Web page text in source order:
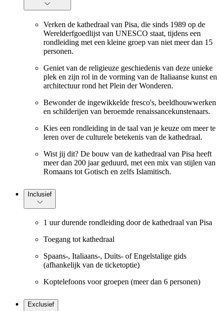
Verken de kathedraal van Pisa, die sinds 1989 op de
Werelderfgoedlijst van UNESCO staat, tijdens een
rondleiding met een kleine groep van niet meer dan 15
personen.
Geniet van de religieuze geschiedenis van deze unieke
plek en zijn rol in de vorming van de Italiaanse kunst en
architectuur rond het Plein der Wonderen.
Bewonder de ingewikkelde fresco's, beeldhouwwerken
en schilderijen van beroemde renaissancekunstenaars.
Kies een rondleiding in de taal van je keuze om meer te
leren over de culturele betekenis van de kathedraal.
Wist jij dit? De bouw van de kathedraal van Pisa heeft
meer dan 200 jaar geduurd, met een mix van stijlen van
Romaans tot Gotisch en zelfs Islamitisch.
Inclusief
1 uur durende rondleiding door de kathedraal van Pisa
Toegang tot kathedraal
Spaans-, Italiaans-, Duits- of Engelstalige gids
(afhankelijk van de ticketoptie)
Koptelefoons voor groepen (meer dan 6 personen)
Exclusief